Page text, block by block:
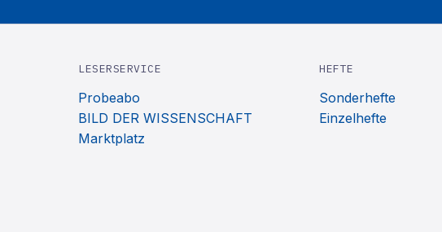
LESERSERVICE
Probeabo
BILD DER WISSENSCHAFT
Marktplatz
HEFTE
Sonderhefte
Einzelhefte